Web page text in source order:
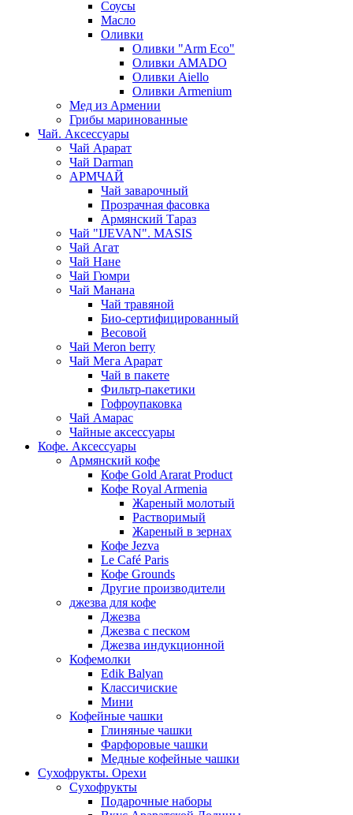
Соусы
Масло
Оливки
Оливки "Arm Eco"
Оливки AMADO
Оливки Aiello
Оливки Armenium
Мед из Армении
Грибы маринованные
Чай. Аксессуары
Чай Арарат
Чай Darman
АРМЧАЙ
Чай заварочный
Прозрачная фасовка
Армянский Тараз
Чай "IJEVAN". MASIS
Чай Агат
Чай Нане
Чай Гюмри
Чай Манана
Чай травяной
Био-сертифицированный
Весовой
Чай Meron berry
Чай Мега Арарат
Чай в пакете
Фильтр-пакетики
Гофроупаковка
Чай Амарас
Чайные аксессуары
Кофе. Аксессуары
Армянский кофе
Кофе Gold Ararat Product
Кофе Royal Armenia
Жареный молотый
Растворимый
Жареный в зернах
Кофе Jezva
Le Café Paris
Кофе Grounds
Другие производители
джезва для кофе
Джезва
Джезва с песком
Джезва индукционной
Кофемолки
Edik Balyan
Классичиские
Мини
Кофейные чашки
Глиняные чашки
Фарфоровые чашки
Медные кофейные чашки
Сухофрукты. Орехи
Сухофрукты
Подарочные наборы